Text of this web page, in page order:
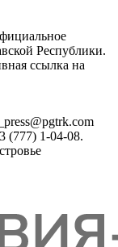
Республики.
ссылка на
(777) 1-04-08.